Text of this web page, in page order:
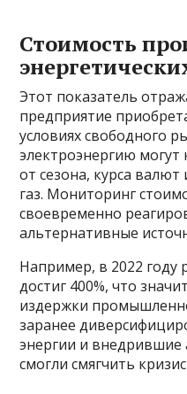
Стоимость
Этот показатель
предприятие
условиях свободного
электроэнергию могут
от сезона, курса
газ. Мониторинг
своевременно
альтернативные
Например, в 2022 году
достиг 400%, что
издержки
заранее
энергии и
смогли смягчить